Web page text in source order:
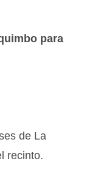
para
de La
recinto.